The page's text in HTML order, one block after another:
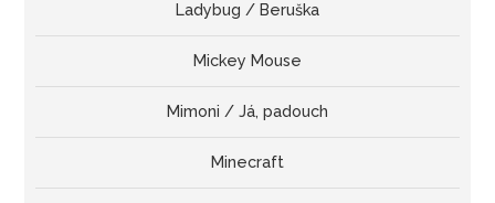
Ladybug / Beruška
Mickey Mouse
Mimoni / Já, padouch
Minecraft